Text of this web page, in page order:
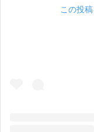
この投